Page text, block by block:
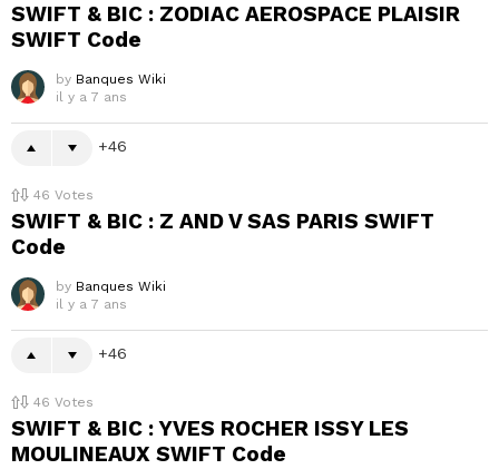
SWIFT & BIC : ZODIAC AEROSPACE PLAISIR
SWIFT Code
by Banques Wiki
il y a 7 ans
46
46 Votes
SWIFT & BIC : Z AND V SAS PARIS SWIFT
Code
by Banques Wiki
il y a 7 ans
46
46 Votes
SWIFT & BIC : YVES ROCHER ISSY LES
MOULINEAUX SWIFT Code